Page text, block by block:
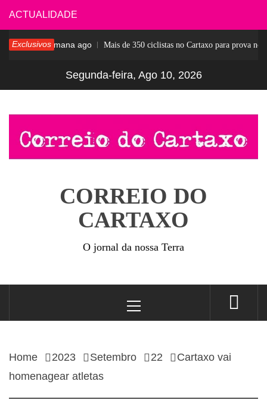
Skip
to
content
ACTUALIDADE
Exclusivos1 semana ago Mais de 350 ciclistas no Cartaxo para prova
Segunda-feira, Ago 10, 2026
CORREIO DO
CARTAXO
O jornal da nossa Terra
Menu
Home 2023 Setembro 22
Cartaxo vai
homenagear atletas